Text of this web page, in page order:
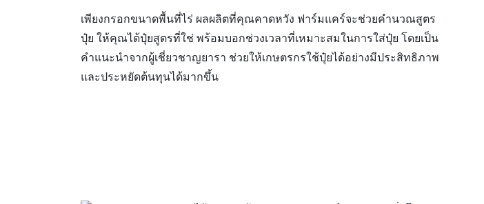
เพียงกรอกขนาดพื้นที่ไร่ ผลผลิตที่คุณคาดหวัง ฟาร์มแคร์จะช่วยคำนวณสูตร
ปุ๋ย ให้คุณได้ปุ๋ยสูตรที่ใช่ พร้อมบอกช่วงเวลาที่เหมาะสมในการใส่ปุ๋ย โดยเป็น
คำแนะนำจากผู้เชี่ยวชาญยารา ช่วยให้เกษตรกรใช้ปุ๋ยได้อย่างมีประสิทธิภาพ
และประหยัดต้นทุนได้มากขึ้น